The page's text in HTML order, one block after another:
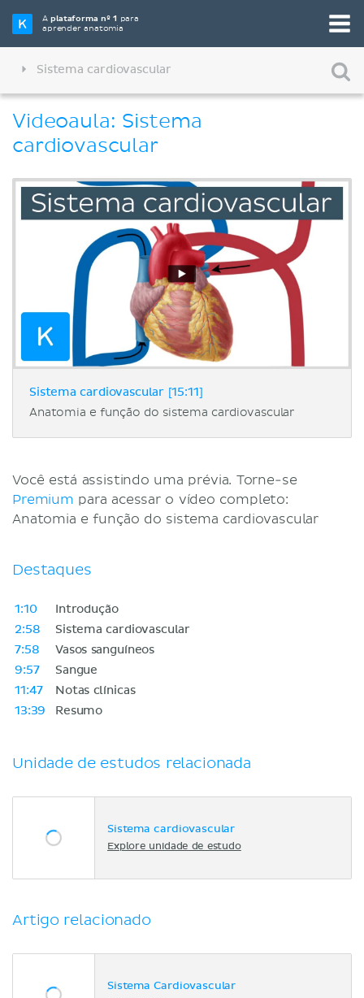
Aplataforma nº 1 para
aprender anatomia
Sistema cardiovascular
Videoaula: Sistema
cardiovascular
Sistema cardiovascular [15:11]
Anatomia e função do sistema cardiovascular
Você está assistindo uma prévia. Torne-se
Premium para acessar o vídeo completo:
Anatomia e função do sistema cardiovascular
Destaques
1:10
Introdução
2:58
Sistema cardiovascular
7:58
Vasos sanguíneos
9:57
Sangue
11:47
Notas clínicas
13:39
Resumo
Unidade de estudos relacionada
Sistema cardiovascular
Explore unidade de estudo
Artigo relacionado
Sistema Cardiovascular